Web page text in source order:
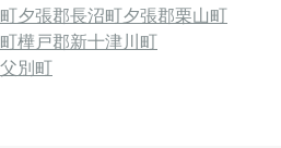
夕張郡長沼町夕張郡栗山町
樺戸郡新十津川町
別町